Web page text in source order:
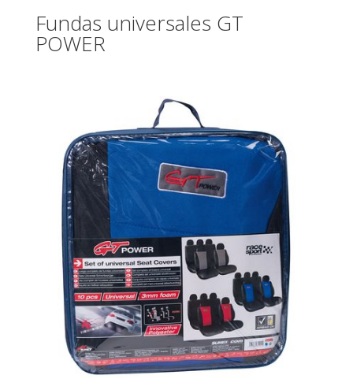
Fundas universales GT
POWER